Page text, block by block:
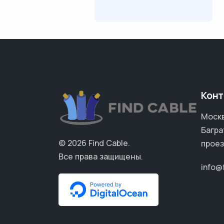
© 2026 Find Cable.
Все права защищены.